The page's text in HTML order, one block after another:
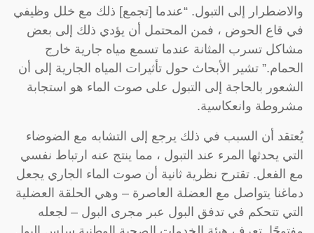
والاضطرار إلى التبول. “عندما [تجمع] ذلك مع خلل وظيفي
في قاع الحوض ، فمن المحتمل أن يؤدي ذلك إلى بعض
مشاكل تسرب المثانة عندما تسمع مياه جارية خارج
الحمام.” تشير الأبحاث حول تأثيرات المياه الجارية إلى أن
الشعور بالحاجة إلى التبول على صوت الماء هو استجابة
مشروطة وانعكاسية.
يُعتقد أن السبب في ذلك يرجع إلى التشابه مع الضوضاء
التي يحدثها المرء عند التبول ، مما ينتج عنه ارتباط نفسي
مع الفعل. تقترح نظرية ثانية أن صوت الماء الجاري يجعل
دماغنا يتواصل مع العضلة العاصرة – وهي الحلقة العضلية
التي تتحكم في تدفق البول عبر مجرى البول – لجعله